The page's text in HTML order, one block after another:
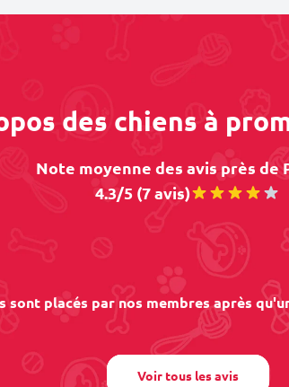
des chiens à
Note moyenne des avis près de
4.3/5 (7 avis)
sont placés par nos membres après
Voir tous les avis